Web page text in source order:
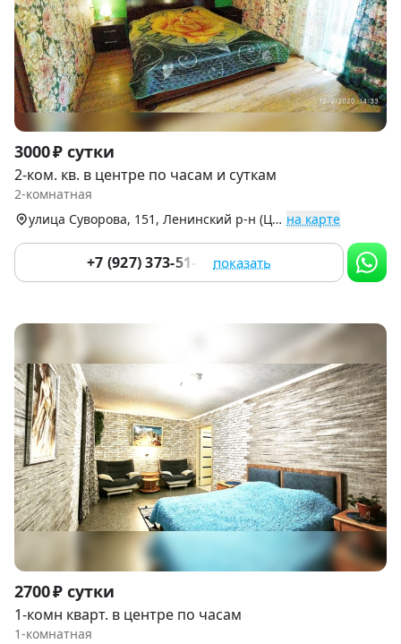
Item
1
of
3000 ₽ сутки
2-ком. кв. в центре по часам и суткам
2-комнатная
улица Суворова, 151, Ленинский р-н (Центр) на карте
+7 (927) 373-51-15 показать
Item
1
of
2700 ₽ сутки
1-комн кварт. в центре по часам
1-комнатная